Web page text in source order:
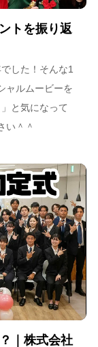
トを振り返
した！そんな1
ャルムービーを
と気になって
い＾＾
｜株式会社